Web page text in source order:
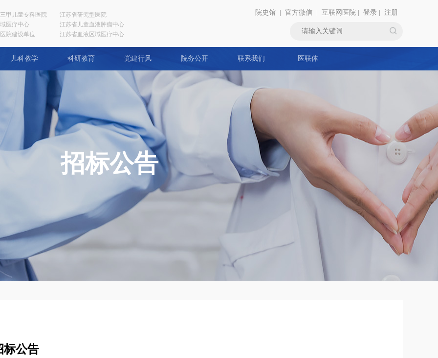
甲儿童专科医院
医疗中心
院建设单位
江苏省研究型医院
江苏省儿童血液肿瘤中心
江苏省血液区域医疗中心
院史馆 官方微信 互联网医院 登录 注册
儿科教学 科研教育 党建行风 院务公开 联系我们 医联体
招标公告
标公告